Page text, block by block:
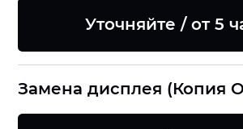
Уточняйте / от 5
Замена дисплея (Копия